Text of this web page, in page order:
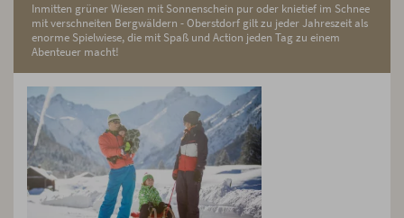
Inmitten grüner Wiesen mit Sonnenschein pur oder knietief im Schnee
mit verschneiten Bergwäldern - Oberstdorf gilt zu jeder Jahreszeit als
enorme Spielwiese, die mit Spaß und Action jeden Tag zu einem
Abenteuer macht!